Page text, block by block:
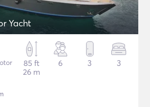
Yacht
85 ft
26 m
6 3 3